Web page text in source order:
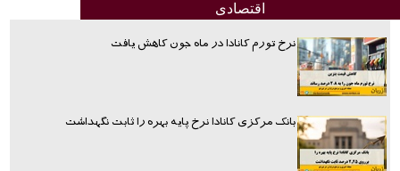
اقتصادی
نرخ تورم کانادا در ماه جون کاهش یافت
بانک مرکزی کانادا نرخ پایه بهره را ثابت نگهداشت